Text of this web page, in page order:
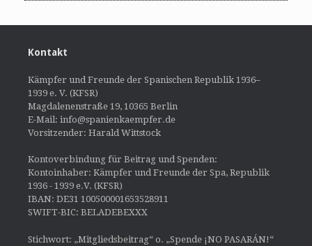
Kontakt
Kämpfer und Freunde der Spanischen Republik 1936–
1939 e. V. (KFSR)
Magdalenenstraße 19, 10365 Berlin
E-Mail: info@spanienkaempfer.de
Vorsitzender: Harald Wittstock
Kontoverbindung für Beitrag und Spenden:
Kontoinhaber: Kämpfer und Freunde der Spa, Republik
1936 - 1939 e.V. (KFSR)
IBAN: DE31 100500001653528911
SWIFT-BIC: BELADEBEXXX
Stichwort: „Mitgliedsbeitrag“ o. „Spende ¡NO PASARÁN!“